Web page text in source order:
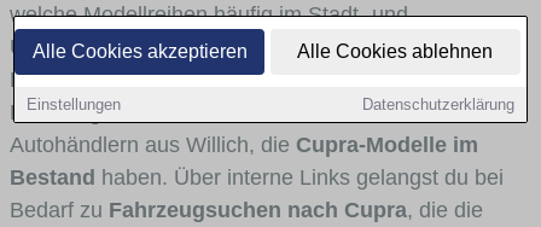
Alle Cookies akzeptieren Alle Cookies ablehnen
Einstellungen Datenschutzerklärung
welche Modellreihen häufig im Stadt- und
Umlandverkehr zu sehen sind und für welche
Fahrertypen die Marke interessant ist. Viele
Fahrzeuge stammen von Autohäusern und
Autohändlern aus Willich, die Cupra-Modelle im
Bestand haben. Über interne Links gelangst du bei
Bedarf zu Fahrzeugsuchen nach Cupra, die die